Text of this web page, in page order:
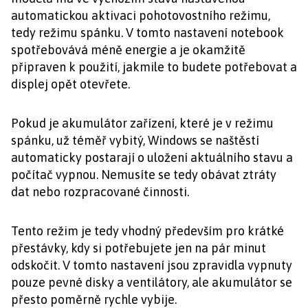
automatickou aktivaci pohotovostního režimu,
tedy režimu spánku. V tomto nastavení notebook
spotřebovává méně energie a je okamžitě
připraven k použití, jakmile to budete potřebovat a
displej opět otevřete.
Pokud je akumulátor zařízení, které je v režimu
spánku, už téměř vybitý, Windows se naštěstí
automaticky postarají o uložení aktuálního stavu a
počítač vypnou. Nemusíte se tedy obávat ztráty
dat nebo rozpracované činnosti.
Tento režim je tedy vhodný především pro krátké
přestávky, kdy si potřebujete jen na pár minut
odskočit. V tomto nastavení jsou zpravidla vypnuty
pouze pevné disky a ventilátory, ale akumulátor se
přesto poměrně rychle vybije.